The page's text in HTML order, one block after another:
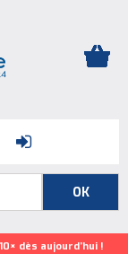
dès aujourd’hui !